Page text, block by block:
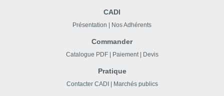
CADI
Présentation Nos Adhérents
Commander
Catalogue PDF Paiement Devis
Pratique
Contacter CADI Marchés publics